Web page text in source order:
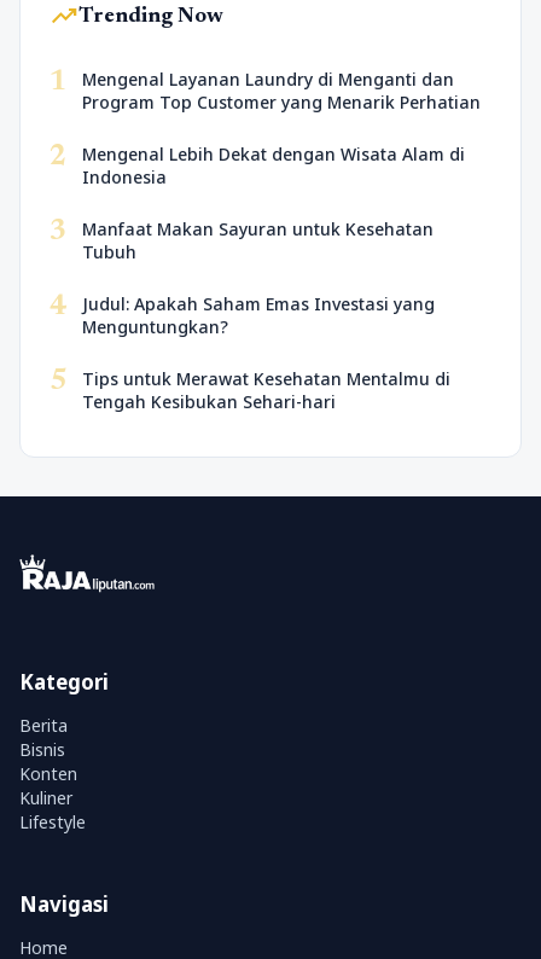
trending_upTrending Now
1
Mengenal Layanan Laundry di Menganti dan
Program Top Customer yang Menarik Perhatian
2
Mengenal Lebih Dekat dengan Wisata Alam di
Indonesia
3
Manfaat Makan Sayuran untuk Kesehatan
Tubuh
4
Judul: Apakah Saham Emas Investasi yang
Menguntungkan?
5
Tips untuk Merawat Kesehatan Mentalmu di
Tengah Kesibukan Sehari-hari
Kategori
Berita
Bisnis
Konten
Kuliner
Lifestyle
Navigasi
Home